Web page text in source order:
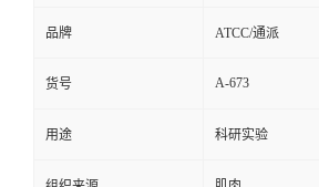
品牌 ATCC/通派
货号 A-673
用途 科研实验